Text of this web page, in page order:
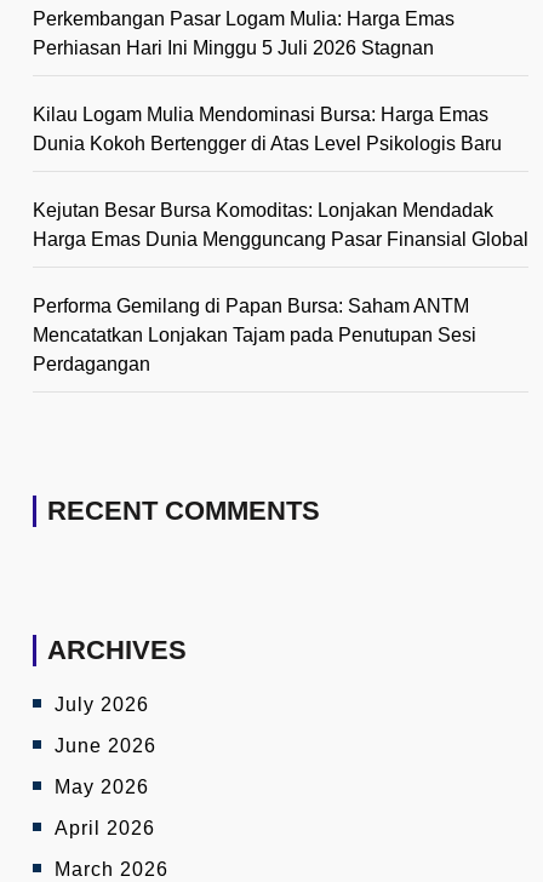
Perkembangan Pasar Logam Mulia: Harga Emas
Perhiasan Hari Ini Minggu 5 Juli 2026 Stagnan
Kilau Logam Mulia Mendominasi Bursa: Harga Emas
Dunia Kokoh Bertengger di Atas Level Psikologis Baru
Kejutan Besar Bursa Komoditas: Lonjakan Mendadak
Harga Emas Dunia Mengguncang Pasar Finansial Global
Performa Gemilang di Papan Bursa: Saham ANTM
Mencatatkan Lonjakan Tajam pada Penutupan Sesi
Perdagangan
RECENT COMMENTS
ARCHIVES
July 2026
June 2026
May 2026
April 2026
March 2026